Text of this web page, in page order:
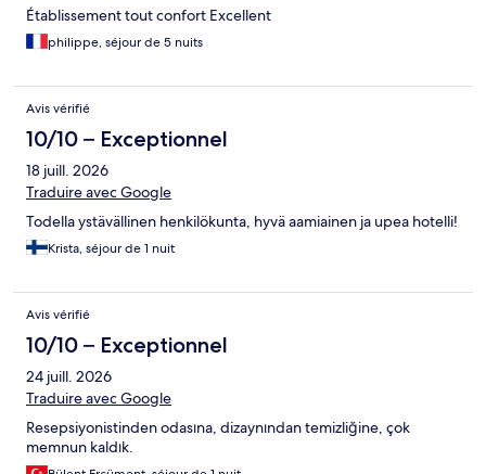
Établissement tout confort Excellent
philippe, séjour de 5 nuits
Avis vérifié
10/10 – Exceptionnel
18 juill. 2026
Traduire avec Google
Todella ystävällinen henkilökunta, hyvä aamiainen ja upea hotelli!
Krista, séjour de 1 nuit
Avis vérifié
10/10 – Exceptionnel
24 juill. 2026
Traduire avec Google
Resepsiyonistinden odasına, dizaynından temizliğine, çok
memnun kaldık.